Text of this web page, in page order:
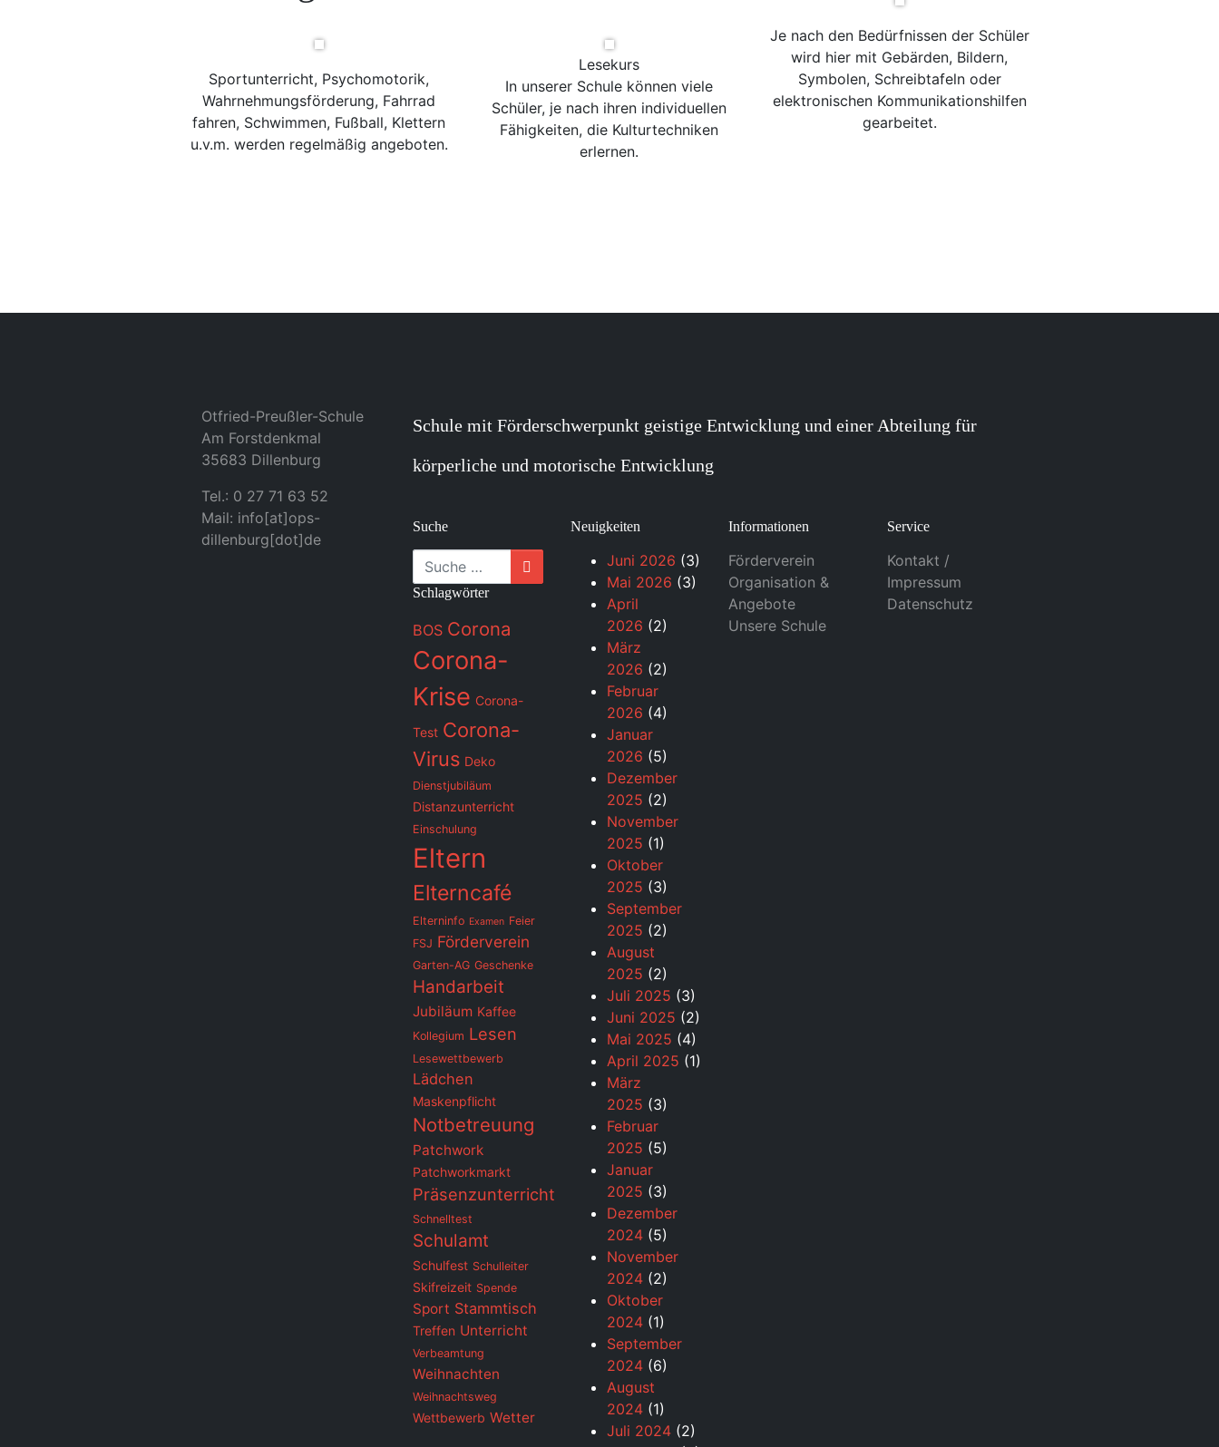
Sportunterricht, Psychomotorik,
Wahrnehmungsförderung, Fahrrad
fahren, Schwimmen, Fußball, Klettern
u.v.m. werden regelmäßig angeboten.
Lesekurs
In unserer Schule können viele
Schüler, je nach ihren individuellen
Fähigkeiten, die Kulturtechniken
erlernen.
Je nach den Bedürfnissen der Schüler
wird hier mit Gebärden, Bildern,
Symbolen, Schreibtafeln oder
elektronischen Kommunikationshilfen
gearbeitet.
Otfried-Preußler-Schule
Am Forstdenkmal
35683 Dillenburg
Tel.: 0 27 71 63 52
Mail: info[at]ops-
dillenburg[dot]de
Schule mit Förderschwerpunkt geistige Entwicklung und einer Abteilung für
körperliche und motorische Entwicklung
Suche
Suche
Schlagwörter
BOS Corona
Corona-
Krise Corona-
Test Corona-
Virus Deko
Dienstjubiläum
Distanzunterricht
Einschulung
Eltern
Elterncafé
Elterninfo Examen Feier
FSJ Förderverein
Garten-AG Geschenke
Handarbeit
Jubiläum Kaffee
Kollegium Lesen
Lesewettbewerb
Lädchen
Maskenpflicht
Notbetreuung
Patchwork
Patchworkmarkt
Präsenzunterricht
Schnelltest
Schulamt
Schulfest Schulleiter
Skifreizeit Spende
Sport Stammtisch
Treffen Unterricht
Verbeamtung
Weihnachten
Weihnachtsweg
Wettbewerb Wetter
Neuigkeiten
Juni 2026 (3)
Mai 2026 (3)
April
2026 (2)
März
2026 (2)
Februar
2026 (4)
Januar
2026 (5)
Dezember
2025 (2)
November
2025 (1)
Oktober
2025 (3)
September
2025 (2)
August
2025 (2)
Juli 2025 (3)
Juni 2025 (2)
Mai 2025 (4)
April 2025 (1)
März
2025 (3)
Februar
2025 (5)
Januar
2025 (3)
Dezember
2024(5)
November
2024(2)
Oktober
2024(1)
September
2024(6)
August
2024(1)
Juli 2024(2)
Informationen
Förderverein
Organisation &
Angebote
Unsere Schule
Service
Kontakt /
Impressum
Datenschutz